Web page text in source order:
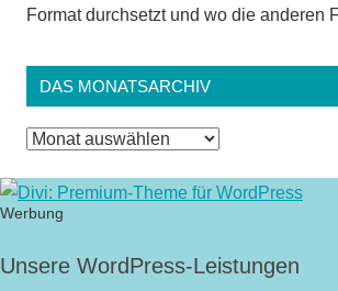
Format durchsetzt und wo die anderen
DAS MONATSARCHIV
Das
Werbung
Unsere WordPress-Leistungen